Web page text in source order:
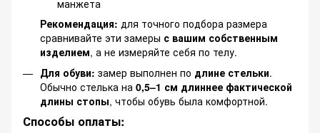
манжета
Рекомендация: для точного подбора размера
сравнивайте эти замеры с вашим собственным
изделием, а не измеряйте себя по телу.
Для обуви: замер выполнен по длине стельки.
Обычно стелька на 0,5–1 см длиннее фактической
длины стопы, чтобы обувь была комфортной.
Способы оплаты: